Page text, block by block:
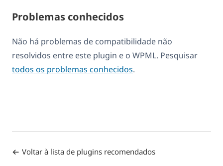
Problemas conhecidos
Não há problemas de compatibilidade não
resolvidos entre este plugin e o WPML. Pesquisar
todos os problemas conhecidos.
Voltar à lista de plugins recomendados